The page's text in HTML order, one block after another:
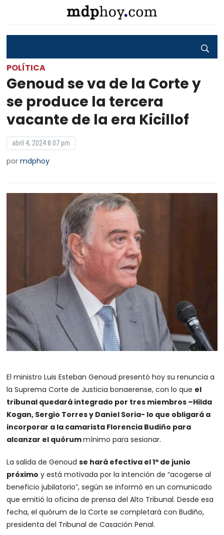
POLÍTICA
Genoud se va de la Corte y
se produce la tercera
vacante de la era Kicillof
abril 4, 2024 8:07 pm
pormdphoy
El ministro Luis Esteban Genoud presentó hoy su renuncia a
la Suprema Corte de Justicia bonaerense, con lo que el
tribunal quedará integrado por tres miembros –Hilda
Kogan, Sergio Torres y Daniel Soria- lo que obligará a
incorporar a la camarista Florencia Budiño para
alcanzar el quórummínimo para sesionar.
La salida de Genoudse hará efectiva el 1º de junio
próximo y está motivada por la intención de “acogerse al
beneficio jubilatorio”, según se informó en un comunicado
que emitió la oficina de prensa del Alto Tribunal. Desde esa
fecha, el quórum de la Corte se completará con Budiño,
presidenta del Tribunal de Casación Penal.